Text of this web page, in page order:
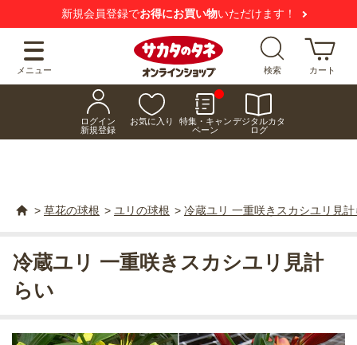
新規会員登録でお得にお買い物いただけます！
メニュー 検索 カート
ログイン
新規登録
お気に入り
特集・キャン
ペーン
デジタルカタ
ログ
> 草花の球根 > ユリの球根 > 冷蔵ユリ 一重咲きスカシユリ見計
冷蔵ユリ 一重咲きスカシユリ見計
らい